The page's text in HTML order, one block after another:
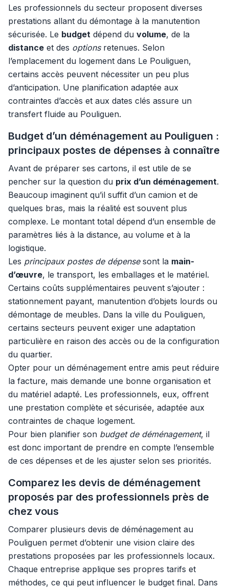
Les professionnels du secteur proposent diverses
prestations allant du démontage à la manutention
sécurisée. Le budget dépend du volume, de la
distance et des optionsretenues. Selon
l’emplacement du logement dans Le Pouliguen,
certains accès peuvent nécessiter un peu plus
d’anticipation. Une planification adaptée aux
contraintes d’accès et aux dates clés assure un
transfert fluide au Pouliguen.
Budget d’un déménagement au Pouliguen :
principaux postes de dépenses à connaître
Avant de préparer ses cartons, il est utile de se
pencher sur la question du prix d’un déménagement.
Beaucoup imaginent qu’il suffit d’un camion et de
quelques bras, mais la réalité est souvent plus
complexe. Le montant total dépend d’un ensemble de
paramètres liés à la distance, au volume et à la
logistique.
Les principaux postes de dépensesont la main-
d’œuvre, le transport, les emballages et le matériel.
Certains coûts supplémentaires peuvent s’ajouter :
stationnement payant, manutention d’objets lourds ou
démontage de meubles. Dans la ville du Pouliguen,
certains secteurs peuvent exiger une adaptation
particulière en raison des accès ou de la configuration
du quartier.
Opter pour un déménagement entre amis peut réduire
la facture, mais demande une bonne organisation et
du matériel adapté. Les professionnels, eux, offrent
une prestation complète et sécurisée, adaptée aux
contraintes de chaque logement.
Pour bien planifier son budget de déménagement, il
est donc important de prendre en compte l’ensemble
de ces dépenses et de les ajuster selon ses priorités.
Comparez les devis de déménagement
proposés par des professionnels près de
chez vous
Comparer plusieurs devis de déménagement au
Pouliguen permet d’obtenir une vision claire des
prestations proposées par les professionnels locaux.
Chaque entreprise applique ses propres tarifs et
méthodes, ce qui peut influencer le budget final. Dans